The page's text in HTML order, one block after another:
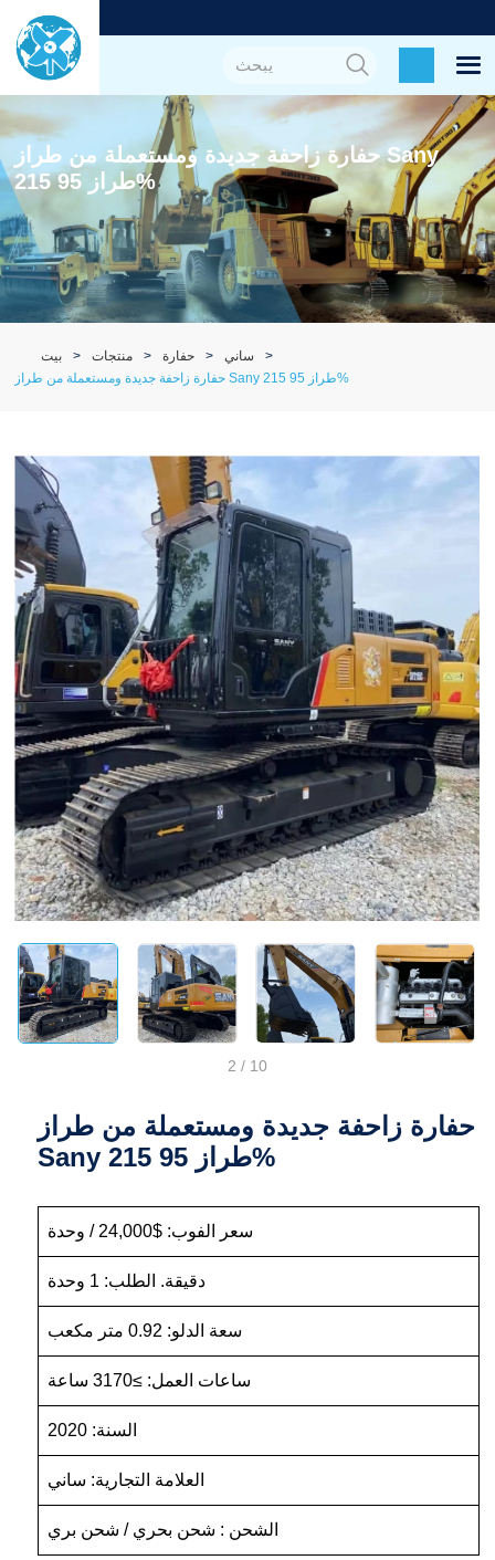
حفارة زاحفة جديدة ومستعملة من طراز Sany
215 طراز 95%
بيت منتجات حفارة
ساني
حفارة زاحفة جديدة ومستعملة من طراز Sany 215 طراز 95%
2 / 10
حفارة زاحفة جديدة ومستعملة من طراز
Sany 215 طراز 95%
الشحن : شحن بحري / شحن بري